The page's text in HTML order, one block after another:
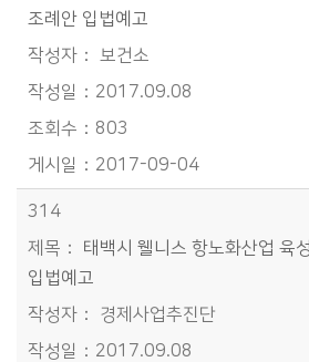
조례안 입법예고
보건소
2017.09.08
803
2017-09-04
314
태백시 웰니스 항노화산업 육
입법예고
경제사업추진단
2017.09.08